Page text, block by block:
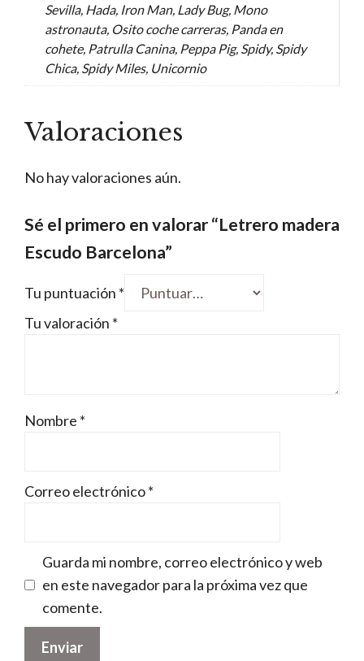
Sevilla, Hada, Iron Man, Lady Bug, Mono
astronauta, Osito coche carreras, Panda en
cohete, Patrulla Canina, Peppa Pig, Spidy, Spidy
Chica, Spidy Miles, Unicornio
Valoraciones
No hay valoraciones aún.
Sé el primero en valorar “Letrero madera
Escudo Barcelona”
Tu puntuación *
Tu valoración *
Nombre *
Correo electrónico*
Guarda mi nombre, correo electrónico y web
en este navegador para la próxima vez que
comente.